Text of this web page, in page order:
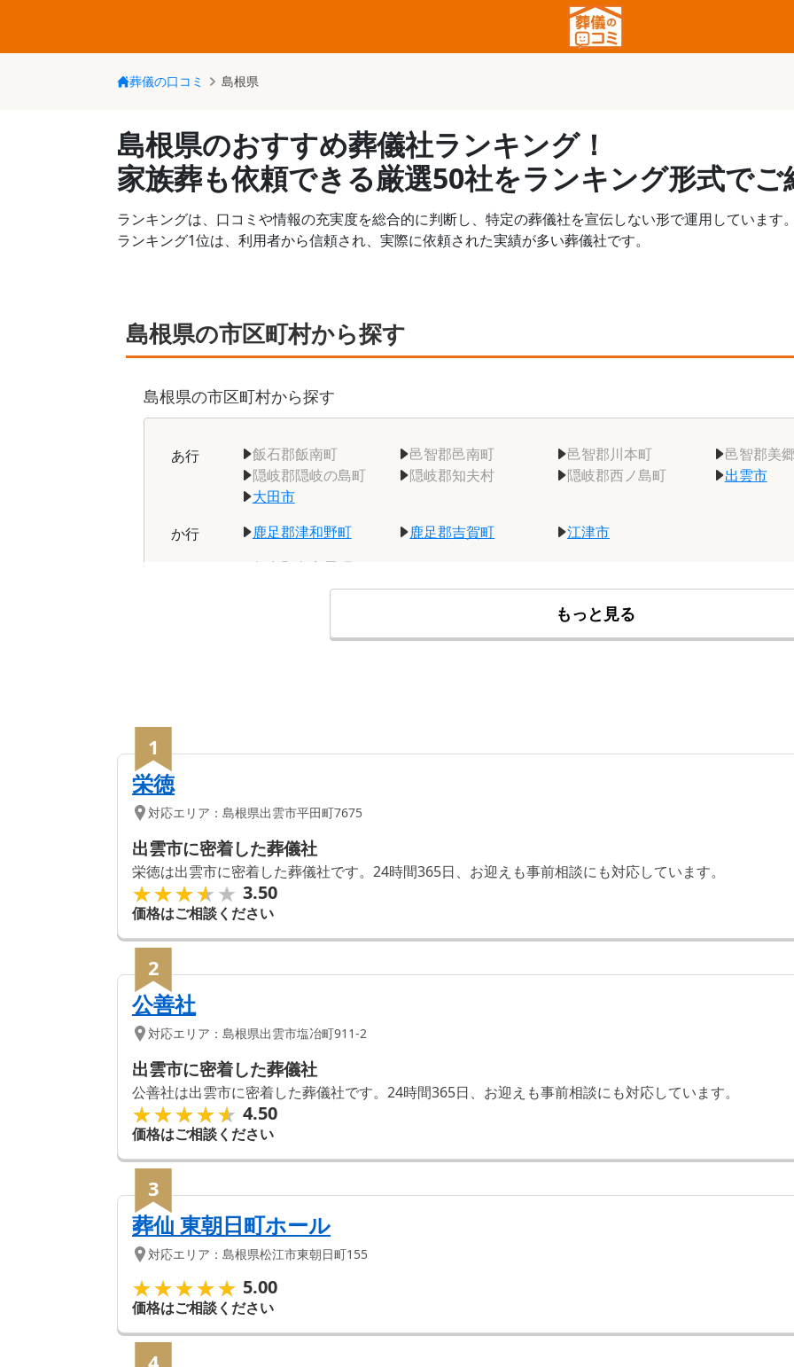
葬儀の口コミ 島根県
島根県のおすすめ葬儀社ランキング！
家族葬も依頼できる厳選50社をランキング形式でご
ランキングは、口コミや情報の充実度を総合的に判断し、特定の葬儀社を宣伝しない形で運用しています
ランキング1位は、利用者から信頼され、実際に依頼された実績が多い葬儀社です。
島根県の市区町村から探す
島根県の市区町村から探す
あ行 飯石郡飯南町 邑智郡邑南町 邑智郡川本町
邑智郡美
隠岐郡隠岐の島町
隠岐郡知夫村 隠岐郡西ノ島町
出雲市
大田市
か行 鹿足郡津和野町 鹿足郡吉賀町
江津市
仁多郡奥出雲町
松江市
もっと見る
1
栄徳
対応エリア： 島根県出雲市平田町7675
出雲市に密着した葬儀社
栄徳は出雲市に密着した葬儀社です。24時間365日、お迎えも事前相談にも対応しています。
★★★★★
★★★★★ 3.50
価格はご相談ください
2
公善社
対応エリア： 島根県出雲市塩冶町911-2
出雲市に密着した葬儀社
公善社は出雲市に密着した葬儀社です。24時間365日、お迎えも事前相談にも対応しています。
★★★★★
★★★★★ 4.50
価格はご相談ください
3
葬仙 東朝日町ホール
対応エリア： 島根県松江市東朝日町155
★★★★★
★★★★★ 5.00
価格はご相談ください